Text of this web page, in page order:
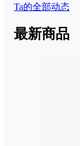
Ta的全部动态
最新商品